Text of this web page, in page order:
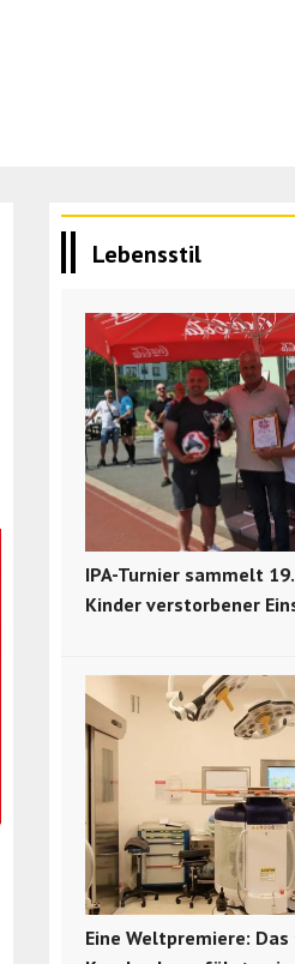
Lebensstil
IPA-Turnier sammelt
Kinder verstorbener
Eine Weltpremiere: